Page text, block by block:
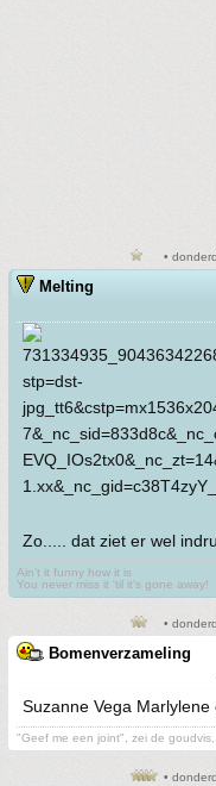
•
Melting
Zo..... dat ziet er wel
Ain't it funny how it is
You never miss it 'til it's gone away!
•
Bomenverzameling
Suzanne Vega Marlylene
"Geef me een joint", zei de
•